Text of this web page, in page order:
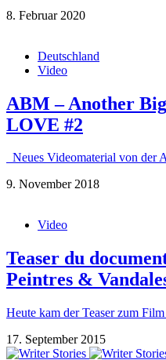
8. Februar 2020
Deutschland
Video
ABM – Another
LOVE #2
Neues Videomaterial von der
9. November 2018
Video
Teaser du
Peintres &
Heute kam der Teaser zum
17. September 2015